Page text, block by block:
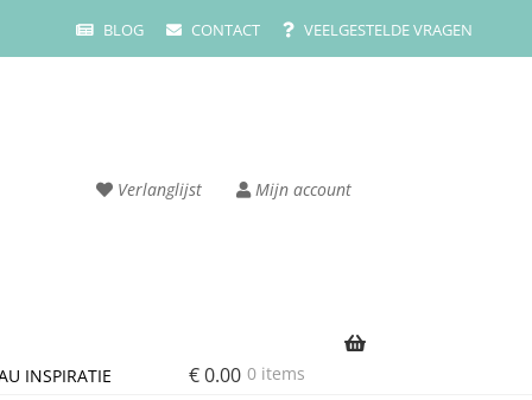
BLOG CONTACT VEELGESTELDE VRAGEN
Verlanglijst Mijn account
INSPIRATIE €0.00 0 items